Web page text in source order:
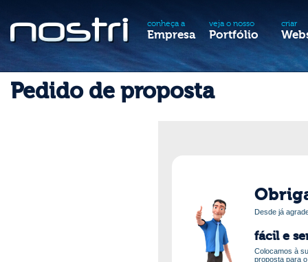
conheça a
Empresa
veja o nosso
Portfólio
criar
Pedido de proposta
Desde já
fácil e
Colocamos à
proposta para